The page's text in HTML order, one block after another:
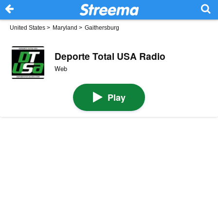
United States > Maryland > Gaithersburg
Deporte Total USA Radio
Web
Play